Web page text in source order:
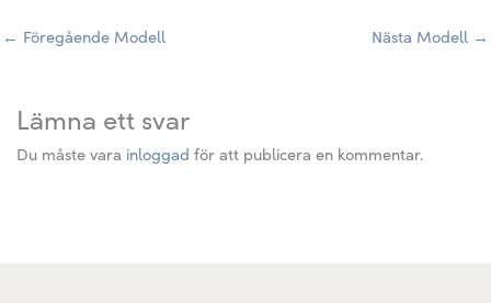
← Föregående Modell Nästa Modell →
Lämna ett svar
Du måste vara inloggad för att publicera en kommentar.